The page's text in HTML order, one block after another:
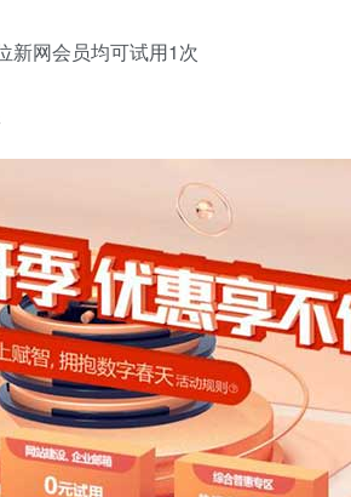
新网会员均可试用1次